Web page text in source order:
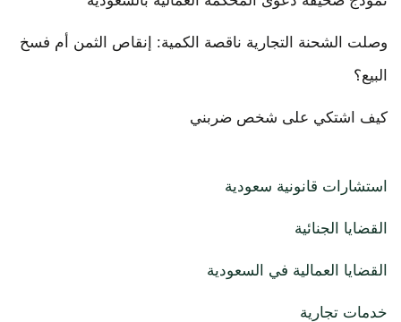
وصلت الشحنة التجارية ناقصة الكمية: إنقاص الثمن أم فسخ
البيع؟
كيف اشتكي على شخص ضربني
استشارات قانونية سعودية
القضايا الجنائية
القضايا العمالية في السعودية
خدمات تجارية